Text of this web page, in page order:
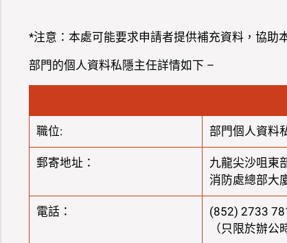
*注意：本處可能要求申請者提供補充資料，協助
部門的個人資料私隱主任詳情如下 –
職位: 部門個人資料
郵寄地址：
九龍尖沙咀東
消防處總部大
電話：
(852) 2733
（只限於辦公